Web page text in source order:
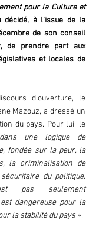
pour la Culture et
à l’issue de la
de son conseil
de prendre part aux
et locales de
d’ouverture, le
Mazouz, a dressé un
du pays. Pour lui, le
une logique de
fondée sur la peur, la
la criminalisation de
du politique.
pas seulement
dangereuse pour la
la stabilité du pays ».